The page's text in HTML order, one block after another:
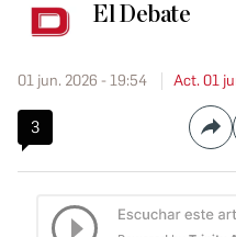
El Debate
01 jun. 2026 - 19:54 Act. 01
3